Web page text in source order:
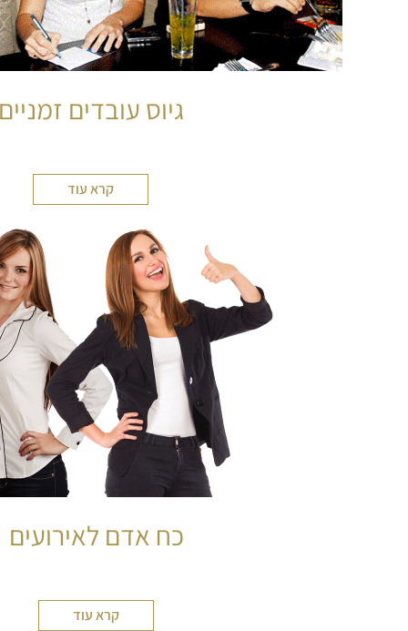
גיוס עובדים
קרא עוד
כח אדם לאירועים
קרא עוד